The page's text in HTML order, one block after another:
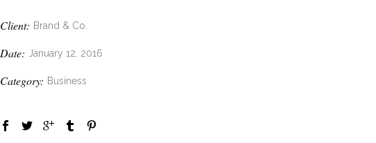
Client: Brand & Co.
Date: January 12, 2016
Category: Business